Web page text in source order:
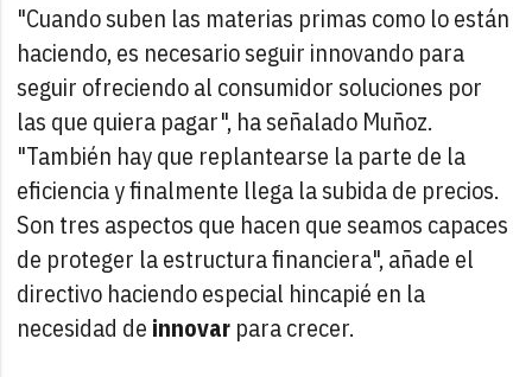
"Cuando suben las materias primas como lo están
haciendo, es necesario seguir innovando para
seguir ofreciendo al consumidor soluciones por
las que quiera pagar", ha señalado Muñoz.
"También hay que replantearse la parte de la
eficiencia y finalmente llega la subida de precios.
Son tres aspectos que hacen que seamos capaces
de proteger la estructura financiera", añade el
directivo haciendo especial hincapié en la
necesidad de innovar para crecer.